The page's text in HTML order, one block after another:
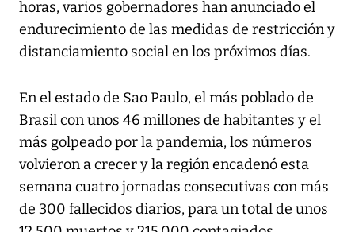
horas, varios gobernadores han anunciado el
endurecimiento de las medidas de restricción y
distanciamiento social en los próximos días.
En el estado de Sao Paulo, el más poblado de
Brasil con unos 46 millones de habitantes y el
más golpeado por la pandemia, los números
volvieron a crecer y la región encadenó esta
semana cuatro jornadas consecutivas con más
de 300 fallecidos diarios, para un total de unos